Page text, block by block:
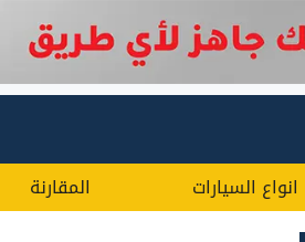
انواع السيارات المقارنة